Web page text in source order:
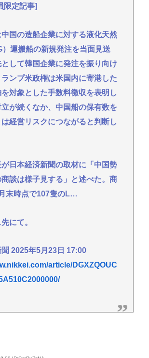
地震よー！」(;ﾟんﾟ)「！？」
外で遊ぶためにあ
・・・・・
だに続いていると聞いてビビる漫画
藍蘭島」「咲」「らき☆すた」
相互RSS
限定記事]
国の造船企業に対する液化天然
）運搬船の新規発注を当面見送
して韓国企業に発注を振り向け
ンプ米政権は米国内に寄港した
対象とした手数料徴収を表明し
が続くなか、中国船の保有数を
経営リスクにつながると判断し
日本経済新聞の取材に「中国勢
商談は様子見する」と述べた。商
末時点で107隻のL…
にて。
聞 2025年5月23日 17:00
article/DGXZQOUC